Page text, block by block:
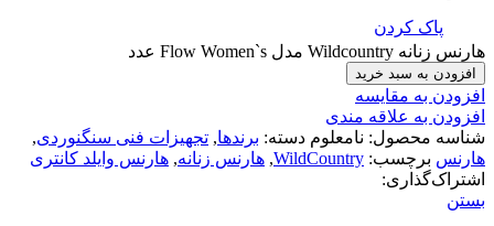
پاک کردن
هارنس زنانه Wildcountry مدل Flow Women`s عدد
افزودن به سبد خرید
افزودن به مقایسه
افزودن به علاقه مندی
شناسه محصول: نامعلوم دسته: برندها, تجهیزات فنی سنگنوردی,
هارنس برچسب: WildCountry
, هارنس زنانه, هارنس وایلد کانتری
اشتراک‌گذاری:
بستن